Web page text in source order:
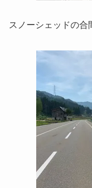
スノーシェッドの合